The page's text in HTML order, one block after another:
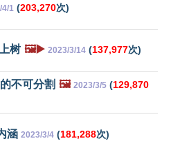
1 (203,270次)
树 🖼️▶️ 2023/3/14 (137,977次)
不可分割 🖼️ 2023/3/5 (129,870
涵 2023/3/4 (181,288次)